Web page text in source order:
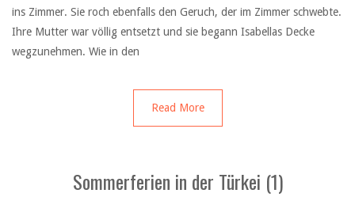
ins Zimmer. Sie roch ebenfalls den Geruch, der im Zimmer schwebte.
Ihre Mutter war völlig entsetzt und sie begann Isabellas Decke
wegzunehmen. Wie in den
Read More
Sommerferien in der Türkei (1)